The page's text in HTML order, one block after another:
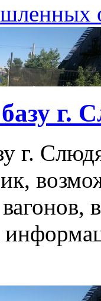
Иркутск,...
г.
г.